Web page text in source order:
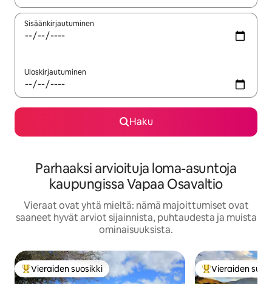
Sisäänkirjautuminen
Uloskirjautuminen
Haku
Parhaaksi arvioituja loma-asuntoja
kaupungissa Vapaa Osavaltio
Vieraat ovat yhtä mieltä: nämä majoittumiset ovat
saaneet hyvät arviot sijainnista, puhtaudesta ja muista
ominaisuuksista.
Vieraiden suosikkien parhaimmistoa
Vieraiden suosikki Vieraiden
Vieraiden